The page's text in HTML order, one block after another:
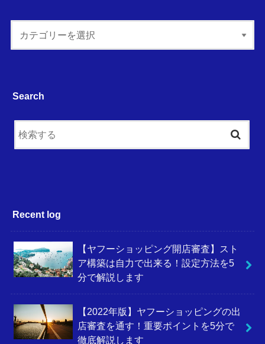
Search
Recent log
【ヤフーショッピング開店審査】スト
ア構築は自力で出来る！設定方法を5
分で解説します
【2022年版】ヤフーショッピングの出
店審査を通す！重要ポイントを5分で
徹底解説します